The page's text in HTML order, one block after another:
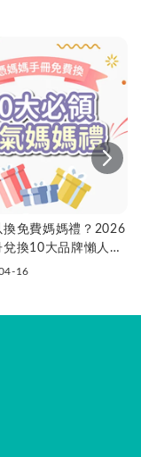
換免費媽媽禮？2026
換10大品牌懶人包
16